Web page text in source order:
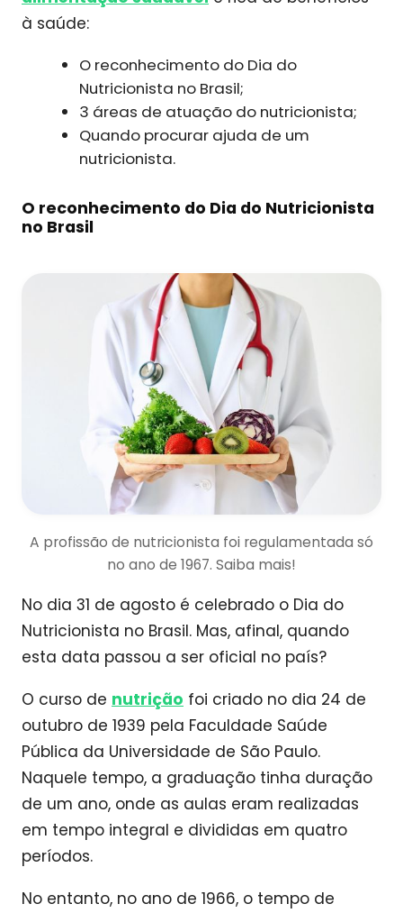
à saúde:
O reconhecimento do Dia do
Nutricionista no Brasil;
3 áreas de atuação do nutricionista;
Quando procurar ajuda de um
nutricionista.
O reconhecimento do Dia do Nutricionista
no Brasil
A profissão de nutricionista foi regulamentada só
no ano de 1967. Saiba mais!
No dia 31 de agosto é celebrado o Dia do
Nutricionista no Brasil. Mas, afinal, quando
esta data passou a ser oficial no país?
O curso de nutrição foi criado no dia 24 de
outubro de 1939 pela Faculdade Saúde
Pública da Universidade de São Paulo.
Naquele tempo, a graduação tinha duração
de um ano, onde as aulas eram realizadas
em tempo integral e divididas em quatro
períodos.
No entanto, no ano de 1966, o tempo de